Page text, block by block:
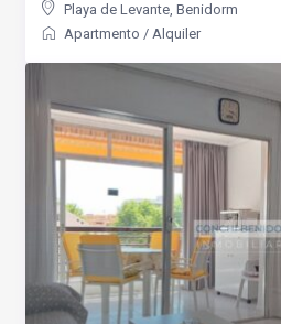
Playa de Levante,Benidorm
Apartmento /Alquiler